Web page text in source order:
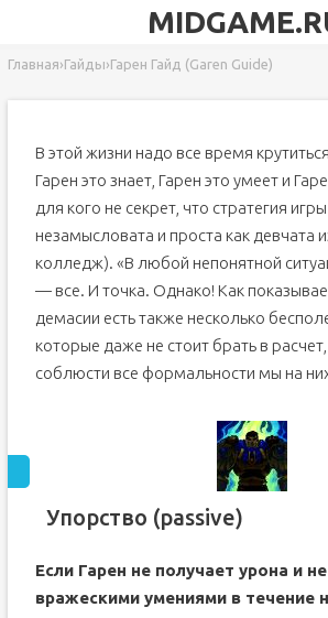
Главная›Гайды›Гарен Гайд (Garen Guide)
В этой жизни надо все время
Гарен это знает, Гарен это умеет и
для кого не секрет, что стратегия
незамысловата и проста как девчата
колледж). «В любой непонятной
— все. И точка. Однако! Как
демасии есть также несколько
которые даже не стоит брать в
соблюсти все формальности мы на
Упорство (passive)
Если Гарен не получает урона и
вражескими умениями в течение